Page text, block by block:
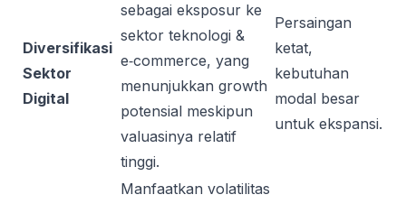
Diversifikasi
Sektor
Digital
sebagai eksposur ke
sektor teknologi &
e‑commerce, yang
menunjukkan growth
potensial meskipun
valuasinya relatif
tinggi.
Persaingan
ketat,
kebutuhan
modal besar
untuk ekspansi.
Manfaatkan volatilitas